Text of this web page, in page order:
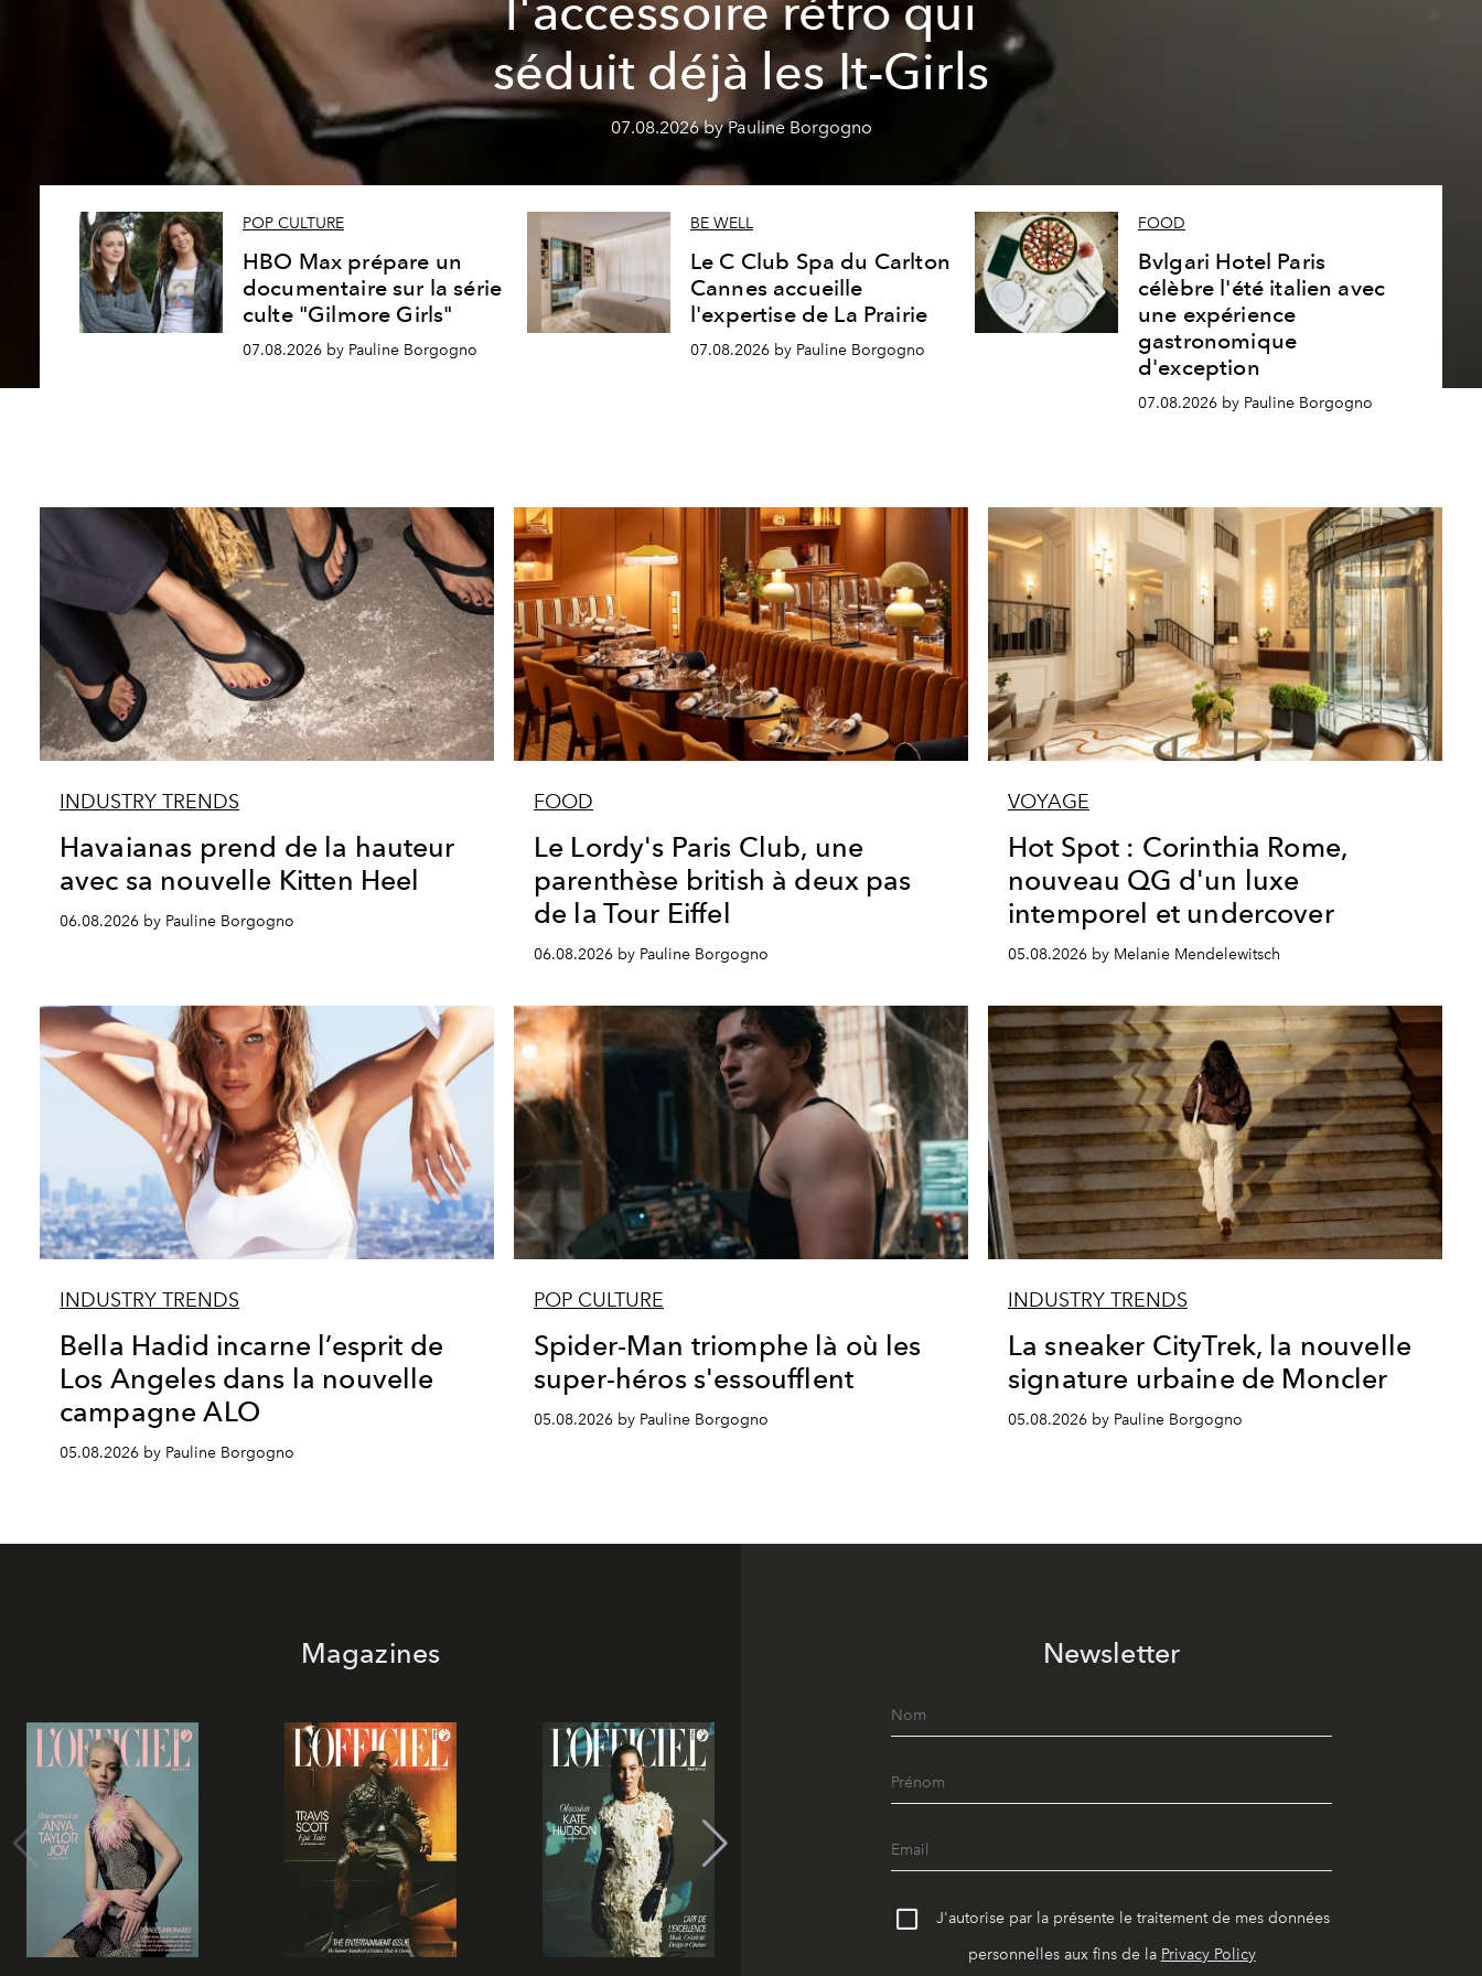
l'accessoire rétro qui
séduit déjà les It-Girls
07.08.2026 by Pauline Borgogno
POP CULTURE
HBO Max prépare un
documentaire sur la série
culte "Gilmore Girls"
07.08.2026 by Pauline Borgogno
BE WELL
Le C Club Spa du Carlton
Cannes accueille
l'expertise de La Prairie
07.08.2026 by Pauline Borgogno
FOOD
Bvlgari Hotel Paris
célèbre l'été italien avec
une expérience
gastronomique
d'exception
07.08.2026 by Pauline Borgogno
INDUSTRY TRENDS
Havaianas prend de la hauteur
avec sa nouvelle Kitten Heel
06.08.2026 by Pauline Borgogno
FOOD
Le Lordy's Paris Club, une
parenthèse british à deux pas
de la Tour Eiffel
06.08.2026 by Pauline Borgogno
VOYAGE
Hot Spot : Corinthia Rome,
nouveau QG d'un luxe
intemporel et undercover
05.08.2026 by Melanie Mendelewitsch
INDUSTRY TRENDS
Bella Hadid incarne l’esprit de
Los Angeles dans la nouvelle
campagne ALO
05.08.2026 by Pauline Borgogno
POP CULTURE
Spider-Man triomphe là où les
super-héros s'essoufflent
05.08.2026 by Pauline Borgogno
INDUSTRY TRENDS
La sneaker CityTrek, la nouvelle
signature urbaine de Moncler
05.08.2026 by Pauline Borgogno
Magazines Newsletter
J'autorise par la présente le traitement de mes données
personnelles aux fins de la Privacy Policy